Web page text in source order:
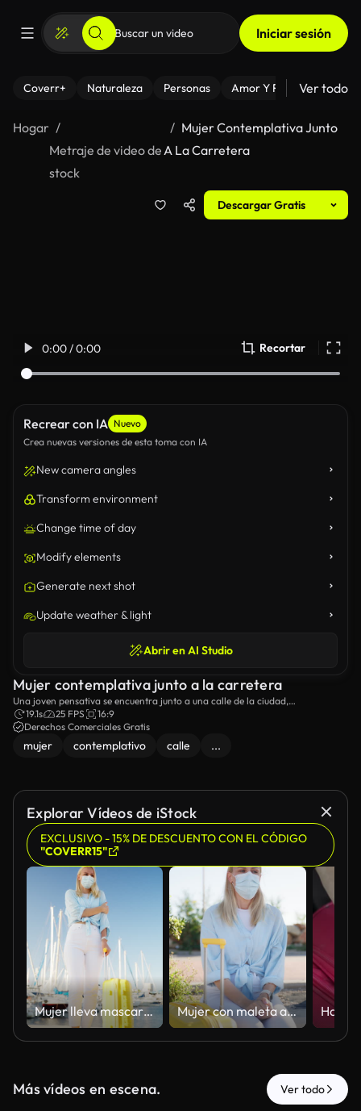
Iniciar sesión
Coverr+ Naturaleza Personas Amor Y Relaciones
Ver todo
Hogar
Metraje de video de
stock
Mujer Contemplativa Junto
A La Carretera
Descargar Gratis
0:00 / 0:00 Recortar
Recrear con IA Nuevo
Crea nuevas versiones de esta toma con IA
New camera angles
Transform environment
Change time of day
Modify elements
Generate next shot
Update weather & light
Abrir en AI Studio
Mujer contemplativa junto a la carretera
Una joven pensativa se encuentra junto a una calle de la ciudad,
aparentemente perdida en sus pensamientos con los autos que pasan.
19.1s 25 FPS
16:9
Derechos Comerciales Gratis
mujer contemplativo calle ...
Explorar Vídeos de iStock
EXCLUSIVO - 15% DE DESCUENTO CON EL CÓDIGO
"COVERR15"
Mujer lleva mascarilla protectora mientras viaja con maleta en la marina. Concepto de nueva normalidad del turismo y las vacaciones durante la pandemia Mujer con maleta amarilla sentada en la parada y poniéndose mascarilla protectora, demostrando viajes seguros y turismo durante la pandemia de coronavirus y la nueva normalidad
Más vídeos en escena. Ver todo